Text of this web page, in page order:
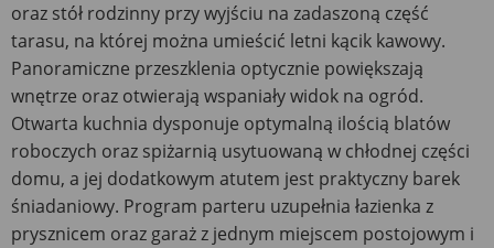
oraz stół rodzinny przy wyjściu na zadaszoną część
tarasu, na której można umieścić letni kącik kawowy.
Panoramiczne przeszklenia optycznie powiększają
wnętrze oraz otwierają wspaniały widok na ogród.
Otwarta kuchnia dysponuje optymalną ilością blatów
roboczych oraz spiżarnią usytuowaną w chłodnej części
domu, a jej dodatkowym atutem jest praktyczny barek
śniadaniowy. Program parteru uzupełnia łazienka z
prysznicem oraz garaż z jednym miejscem postojowym i